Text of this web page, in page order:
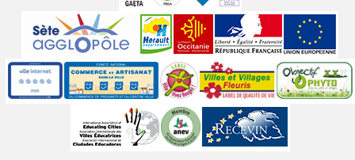
partenaires
Labels